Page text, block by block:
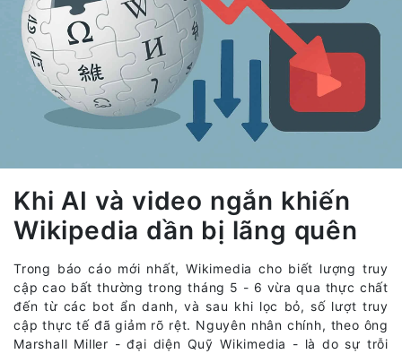
Khi AI và video ngắn khiến
Wikipedia dần bị lãng quên
Trong báo cáo mới nhất, Wikimedia cho biết lượng truy
cập cao bất thường trong tháng 5 - 6 vừa qua thực chất
đến từ các bot ẩn danh, và sau khi lọc bỏ, số lượt truy
cập thực tế đã giảm rõ rệt. Nguyên nhân chính, theo ông
Marshall Miller - đại diện Quỹ Wikimedia - là do sự trỗi